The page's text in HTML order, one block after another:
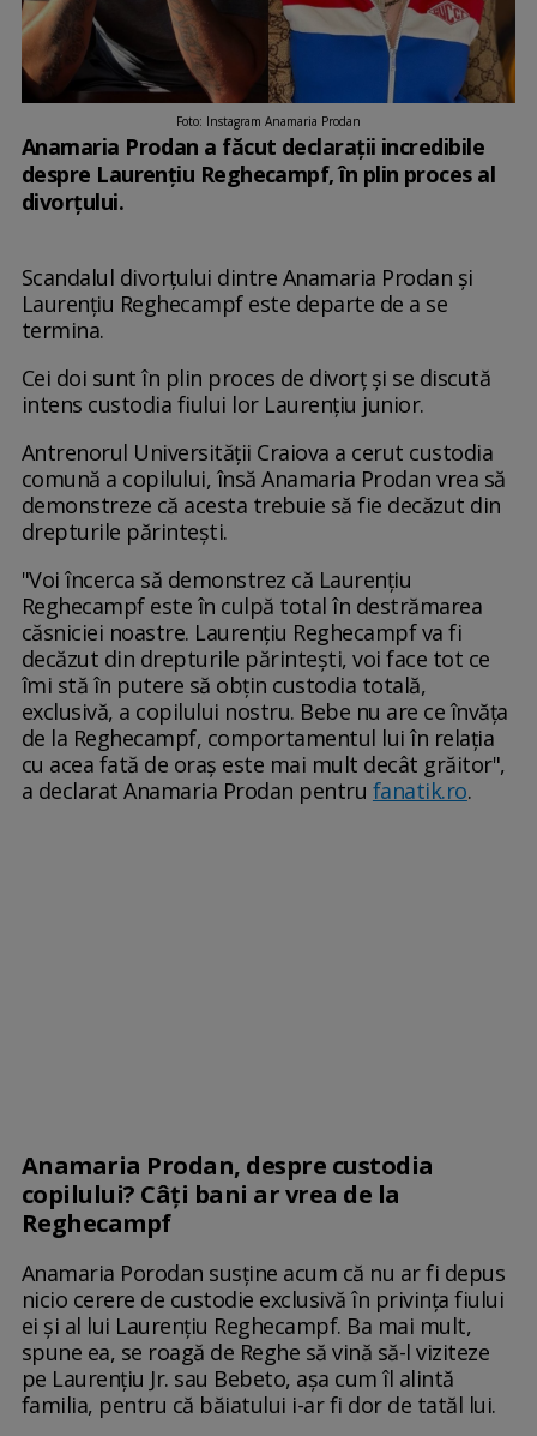
Foto: Instagram Anamaria Prodan
Anamaria Prodan a făcut declarații incredibile
despre Laurențiu Reghecampf, în plin proces al
divorțului.
Scandalul divorțului dintre Anamaria Prodan și
Laurențiu Reghecampf este departe de a se
termina.
Cei doi sunt în plin proces de divorţ şi se discută
intens custodia fiului lor Laurenţiu junior.
Antrenorul Universităţii Craiova a cerut custodia
comună a copilului, însă Anamaria Prodan vrea să
demonstreze că acesta trebuie să fie decăzut din
drepturile părinteşti.
"Voi încerca să demonstrez că Laurenţiu
Reghecampf este în culpă total în destrămarea
căsniciei noastre. Laurenţiu Reghecampf va fi
decăzut din drepturile părinteşti, voi face tot ce
îmi stă în putere să obţin custodia totală,
exclusivă, a copilului nostru. Bebe nu are ce învăţa
de la Reghecampf, comportamentul lui în relaţia
cu acea fată de oraş este mai mult decât grăitor",
a declarat Anamaria Prodan pentru fanatik.ro.
Anamaria Prodan, despre custodia
copilului? Câți bani ar vrea de la
Reghecampf
Anamaria Porodan susține acum că nu ar fi depus
nicio cerere de custodie exclusivă în privința fiului
ei și al lui Laurențiu Reghecampf. Ba mai mult,
spune ea, se roagă de Reghe să vină să-l viziteze
pe Laurențiu Jr. sau Bebeto, așa cum îl alintă
familia, pentru că băiatului i-ar fi dor de tatăl lui.